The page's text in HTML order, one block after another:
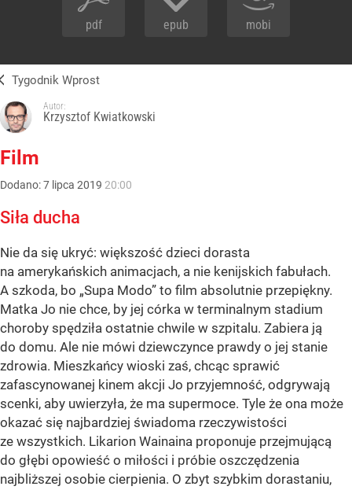
pdf epub mobi
Tygodnik Wprost
Autor:
Krzysztof Kwiatkowski
Film
Dodano:7 lipca 2019 20:00
Siła ducha
Nie da się ukryć: większość dzieci dorasta
na amerykańskich animacjach, a nie kenijskich fabułach.
A szkoda, bo „Supa Modo” to film absolutnie przepiękny.
Matka Jo nie chce, by jej córka w terminalnym stadium
choroby spędziła ostatnie chwile w szpitalu. Zabiera ją
do domu. Ale nie mówi dziewczynce prawdy o jej stanie
zdrowia. Mieszkańcy wioski zaś, chcąc sprawić
zafascynowanej kinem akcji Jo przyjemność, odgrywają
scenki, aby uwierzyła, że ma supermoce. Tyle że ona może
okazać się najbardziej świadoma rzeczywistości
ze wszystkich. Likarion Wainaina proponuje przejmującą
do głębi opowieść o miłości i próbie oszczędzenia
najbliższej osobie cierpienia. O zbyt szybkim dorastaniu,